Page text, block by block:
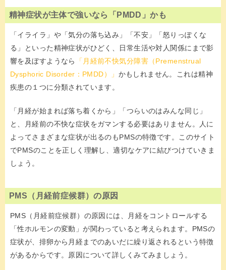
精神症状が主体で強いなら「PMDD」かも
「イライラ」や「気分の落ち込み」「不安」「怒りっぽくな
る」といった精神症状がひどく、日常生活や対人関係にまで影
響を及ぼすようなら
「月経前不快気分障害（Premenstrual
Dysphoric Disorder：PMDD）」 かもしれません。これは精神
疾患の１つに分類されています。
「月経が始まれば落ち着くから」「つらいのはみんな同じ」
と、月経前の不快な症状をガマンする必要はありません。人に
よってさまざまな症状が出るのもPMSの特徴です。このサイト
でPMSのことを正しく理解し、適切なケアに結びつけていきま
しょう。
PMS（月経前症候群）の原因
PMS（月経前症候群）の原因には、月経をコントロールする
「性ホルモンの変動」が関わっていると考えられます。PMSの
症状が、排卵から月経までのあいだに繰り返されるという特徴
があるからです。原因について詳しくみてみましょう。